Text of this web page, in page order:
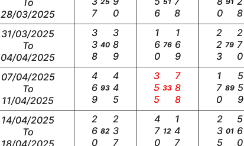
To
28/03/2025
31/03/2025
To
04/04/2025
338 40 389 160 76169 223 79 270
07/04/2025
To
11/04/2025
469 93 445 355 33 788 170 89559
14/04/2025
To
18/04/2025
260 82 237 470 12 147 235 01560